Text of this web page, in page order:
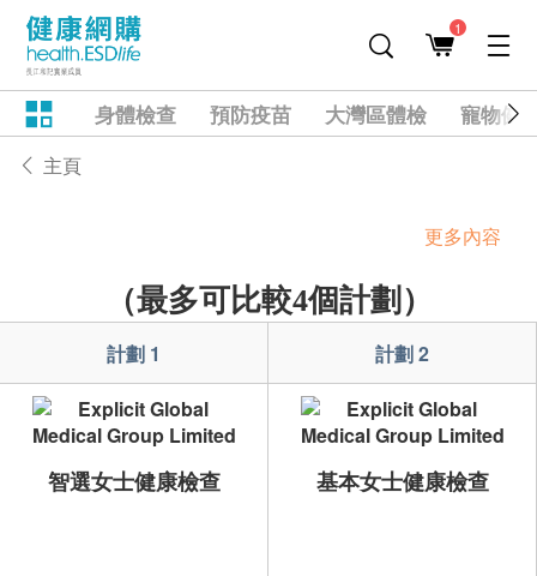
1
身體檢查 預防疫苗 大灣區體檢 寵物健
主頁
更多內容
（最多可比較4個計劃）
計劃 1 計劃 2
智選女士健康檢查 基本女士健康檢查